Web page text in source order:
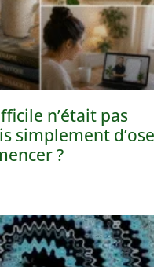
n’était pas
simplement
?